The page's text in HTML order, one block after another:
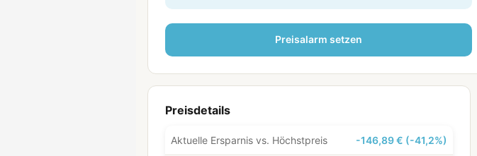
Preisalarm setzen
Preisdetails
Aktuelle Ersparnis vs. Höchstpreis -146,89 € (-41,2%)